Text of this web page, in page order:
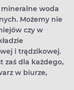
woda
Możemy nie
czy w
i trądzikowej.
zaś dla każdego,
w biurze,